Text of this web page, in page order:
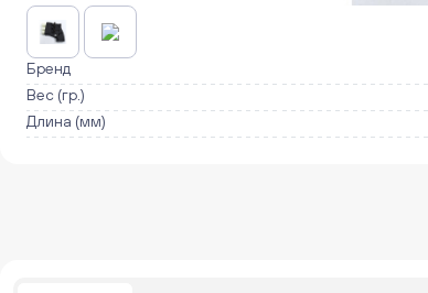
Бренд
Вес (гр.)
Длина (мм)